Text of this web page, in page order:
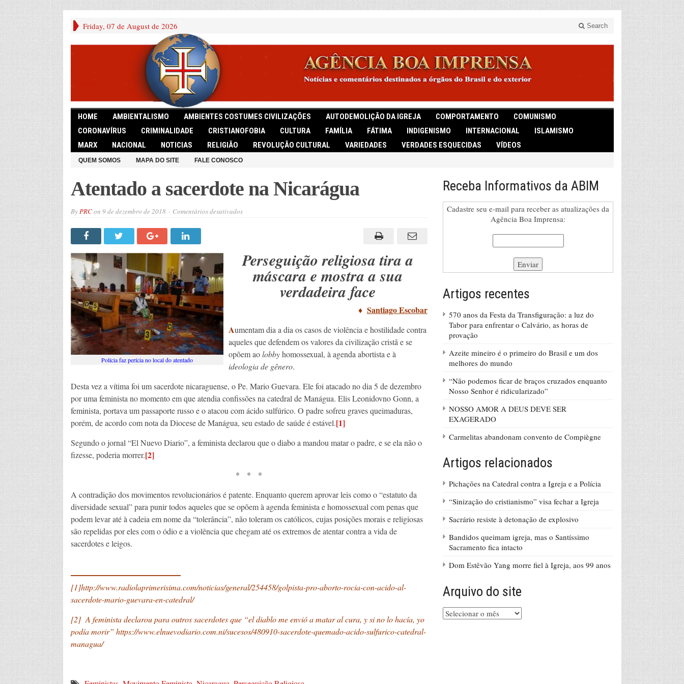
Friday, 07 de August de 2026 Search
HOME AMBIENTALISMO AMBIENTES COSTUMES CIVILIZAÇÕES AUTODEMOLIÇÃO DA IGREJA COMPORTAMENTO
COMUNISMO
CORONAVÍRUS
CRIMINALIDADE CRISTIANOFOBIA CULTURA FAMÍLIA FÁTIMA INDIGENISMO INTERNACIONAL
ISLAMISMO
MARX
NACIONAL NOTICIAS RELIGIÃO REVOLUÇÃO CULTURAL VARIEDADES VERDADES ESQUECIDAS VÍDEOS
QUEM SOMOS MAPA DO SITE FALE CONOSCO
Atentado a sacerdote na Nicarágua
ByPRCon 9 de dezembro de 2018 Comentários desativadosem
Polícia faz perícia no local do atentado
Perseguição religiosa tira a
máscara e mostra a sua
verdadeira face
♦ Santiago Escobar
Aumentam dia a dia os casos de violência e hostilidade contra
aqueles que defendem os valores da civilização cristã e se
opõem aolobbyhomossexual, à agenda abortista e à
ideologia de gênero.
Desta vez a vítima foi um sacerdote nicaraguense, o Pe. Mario Guevara. Ele foi atacado no dia 5 de dezembro
por uma feminista no momento em que atendia confissões na catedral de Manágua. Elis Leonidovno Gonn, a
feminista, portava um passaporte russo e o atacou com ácido sulfúrico. O padre sofreu graves queimaduras,
porém, de acordo com nota da Diocese de Manágua, seu estado de saúde é estável.[1]
Segundo o jornal “El Nuevo Diario”, a feminista declarou que o diabo a mandou matar o padre, e se ela não o
fizesse, poderia morrer.[2]
* * *
A contradição dos movimentos revolucionários é patente. Enquanto querem aprovar leis como o “estatuto da
diversidade sexual” para punir todos aqueles que se opõem à agenda feminista e homossexual com penas que
podem levar até à cadeia em nome da “tolerância”, não toleram os católicos, cujas posições morais e religiosas
são repelidas por eles com o ódio e a violência que chegam até os extremos de atentar contra a vida de
sacerdotes e leigos.
[1]http://www.radiolaprimerisima.com/noticias/general/254458/golpista-pro-aborto-rocia-con-acido-al-
sacerdote-mario-guevara-en-catedral/
[2]A feminista declarou para outros sacerdotes que “el diablo me envió a matar al cura, y si no lo hacía, yo
podía morir” https://www.elnuevodiario.com.ni/sucesos/480910-sacerdote-quemado-acido-sulfurico-catedral-
managua/
Receba Informativos da ABIM
Cadastre seu e-mail para receber as atualizações da
Agência Boa Imprensa:
Artigos recentes
570 anos da Festa da Transfiguração: a luz do
Tabor para enfrentar o Calvário, as horas de
provação
Azeite mineiro é o primeiro do Brasil e um dos
melhores do mundo
“Não podemos ficar de braços cruzados enquanto
Nosso Senhor é ridicularizado”
NOSSO AMOR A DEUS DEVE SER
EXAGERADO
Carmelitas abandonam convento de Compiègne
Artigos relacionados
Pichações na Catedral contra a Igreja e a Polícia
“Sinização do cristianismo” visa fechar a Igreja
Sacrário resiste à detonação de explosivo
Bandidos queimam igreja, mas o Santíssimo
Sacramento fica intacto
Dom Estêvão Yang morre fiel à Igreja, aos 99 anos
Arquivo do site
Arquivo
do